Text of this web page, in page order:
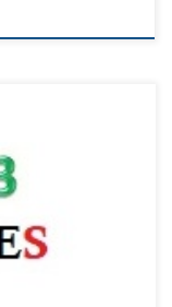
1 – 27 septembre
Graulhet 81
Journée 4 – 13
2026 Albi 81